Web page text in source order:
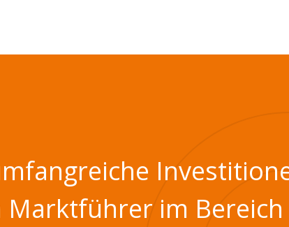
Marktführer im